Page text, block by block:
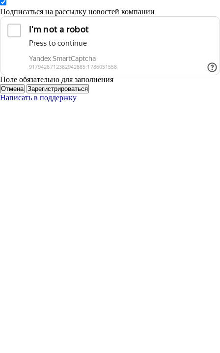
Подписаться на рассылку новостей компании
Поле обязательно для заполнения
Отмена Зарегистрироваться
Написать в поддержку